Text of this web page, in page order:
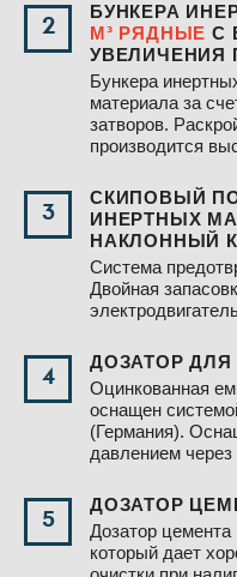
2
БУНКЕРА
М³ РЯДНЫЕ С
УВЕЛИЧЕНИЯ
Бункера
материала за
затворов.
производится
3
СКИПОВЫЙ
ИНЕРТНЫХ
НАКЛОННЫЙ
Система
Двойная
4
ДОЗАТОР
Оцинкованная
оснащен
(Германия).
давлением
5
ДОЗАТОР
Дозатор
который дает